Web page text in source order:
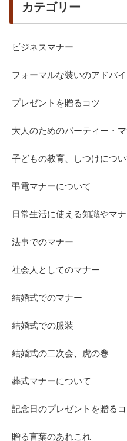
カテゴリー
ビジネスマナー
フォーマルな装いのアドバイ
プレゼントを贈るコツ
大人のためのパーティー・
子どもの教育、しつけについ
弔電マナーについて
日常生活に使える知識やマ
法事でのマナー
社会人としてのマナー
結婚式でのマナー
結婚式での服装
結婚式の二次会、虎の巻
葬式マナーについて
記念日のプレゼントを贈る
贈る言葉のあれこれ